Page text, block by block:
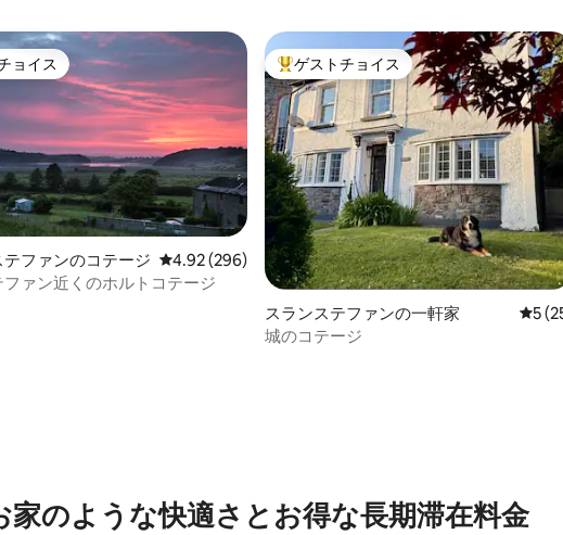
4.68つ星の平均評価
ョイス
ョイス
テファンのコテージ レビュー296件、5つ星中4.92つ星の平均評価
4.92 (296)
ファン近くのホルトコテージ
大好評のゲストチョイスです。
ゲストチョイス
スランステファンの一軒家 レビ
5
城のコテージ
家のような快⁠適⁠さ⁠とお⁠得⁠な長⁠期⁠滞⁠在料⁠金